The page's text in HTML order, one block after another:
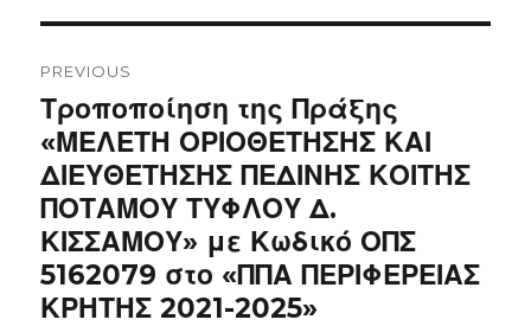
navigation
PREVIOUS
Previous
post:
Τροποποίηση της Πράξης
«ΜΕΛΕΤΗ ΟΡΙΟΘΕΤΗΣΗΣ ΚΑΙ
ΔΙΕΥΘΕΤΗΣΗΣ ΠΕΔΙΝΗΣ ΚΟΙΤΗΣ
ΠΟΤΑΜΟΥ ΤΥΦΛΟΥ Δ.
ΚΙΣΣΑΜΟΥ» με Κωδικό ΟΠΣ
5162079 στο «ΠΠΑ ΠΕΡΙΦΕΡΕΙΑΣ
ΚΡΗΤΗΣ 2021-2025»